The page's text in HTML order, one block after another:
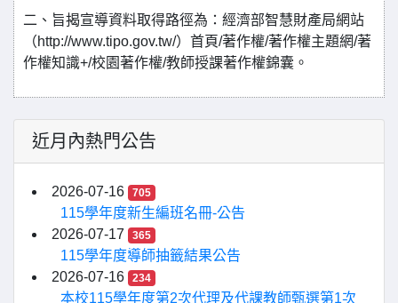
二、旨揭宣導資料取得路徑為：經濟部智慧財產局網站
（http://www.tipo.gov.tw/）首頁/著作權/著作權主題網/著
作權知識+/校園著作權/教師授課著作權錦囊。
近月內熱門公告
2026-07-16 705
115學年度新生編班名冊-公告
2026-07-17
365
115學年度導師抽籤結果公告
2026-07-16
234
本校115學年度第2次代理及代課教師甄選第1次